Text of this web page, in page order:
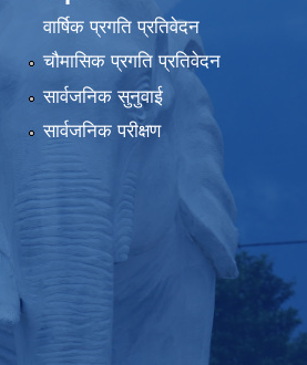
वार्षिक प्रगति प्रतिवेदन
चौमासिक प्रगति प्रतिवेदन
सार्वजनिक सुनुवाई
सार्वजनिक परीक्षण